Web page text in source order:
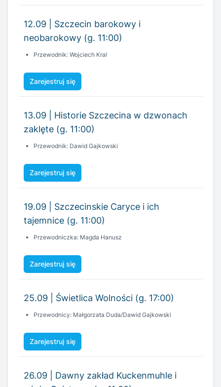
12.09 | Szczecin barokowy i
neobarokowy (g. 11:00)
Przewodnik: Wojciech Kral
Zarejestruj się
13.09 | Historie Szczecina w dzwonach
zaklęte (g. 11:00)
Przewodnik: Dawid Gajkowski
Zarejestruj się
19.09 | Szczecinskie Caryce i ich
tajemnice (g. 11:00)
Przewodniczka: Magda Hanusz
Zarejestruj się
25.09 | Świetlica Wolności (g. 17:00)
Przewodnicy: Małgorzata Duda/Dawid Gajkowski
Zarejestruj się
26.09 | Dawny zakład Kuckenmuhle i